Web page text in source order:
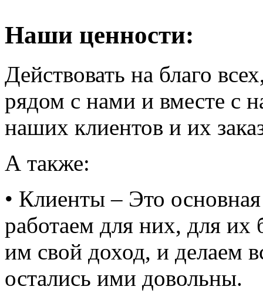
Наши ценности:
Действовать на благо
рядом с нами и вместе с
наших клиентов и их
А также:
• Клиенты – Это
работаем для них, для их
им свой доход, и делаем
остались ими довольны.